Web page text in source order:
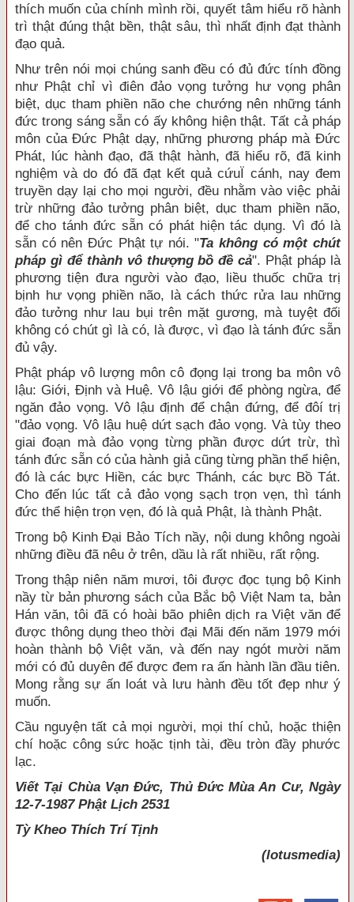
thích muốn của chính mình rồi, quyết tâm hiểu rõ hành
trì thật đúng thật bền, thật sâu, thì nhất định đạt thành
đạo quả.
Như trên nói mọi chúng sanh đều có đủ đức tính đồng
như Phật chỉ vì điên đảo vọng tưởng hư vọng phân
biệt, dục tham phiền não che chướng nên những tánh
đức trong sáng sẵn có ấy không hiện thật. Tất cả pháp
môn của Đức Phật dạy, những phương pháp mà Đức
Phát, lúc hành đạo, đã thật hành, đã hiểu rõ, đã kinh
nghiệm và do đó đã đạt kết quả cứuÏ cánh, nay đem
truyền dạy lại cho mọi người, đều nhằm vào việc phải
trừ những đảo tưởng phân biệt, dục tham phiền não,
để cho tánh đức sẵn có phát hiện tác dụng. Vì đó là
sẵn có nên Đức Phật tự nói. "Ta không có một chút
pháp gì để thành vô thượng bồ đề cả". Phật pháp là
phương tiện đưa người vào đạo, liều thuốc chữa trị
bịnh hư vọng phiền não, là cách thức rửa lau những
đảo tưởng như lau bụi trên mặt gương, mà tuyệt đối
không có chút gì là có, là được, vì đạo là tánh đức sẵn
đủ vậy.
Phật pháp vô lượng môn cô đọng lại trong ba môn vô
lậu: Giới, Định và Huệ. Vô lậu giới để phòng ngừa, để
ngăn đảo vọng. Vô lậu định để chận đứng, để đôí trị
"đảo vọng. Vô lậu huệ dứt sạch đảo vọng. Và tùy theo
giai đoạn mà đảo vọng từng phần được dứt trừ, thì
tánh đức sẵn có của hành giả cũng từng phần thể hiện,
đó là các bực Hiền, các bực Thánh, các bực Bồ Tát.
Cho đến lúc tất cả đảo vọng sạch trọn vẹn, thì tánh
đức thể hiện trọn vẹn, đó là quả Phật, là thành Phật.
Trong bộ Kinh Đại Bảo Tích nầy, nội dung không ngoài
những điều đã nêu ở trên, dầu là rất nhiều, rất rộng.
Trong thập niên năm mươi, tôi được đọc tụng bộ Kinh
nầy từ bản phương sách của Bắc bộ Việt Nam ta, bản
Hán văn, tôi đã có hoài bão phiên dịch ra Việt văn để
được thông dụng theo thời đại Mãi đến năm 1979 mới
hoàn thành bộ Việt văn, và đến nay ngót mười năm
mới có đủ duyên để được đem ra ấn hành lần đầu tiên.
Mong rằng sự ấn loát và lưu hành đều tốt đẹp như ý
muốn.
Cầu nguyện tất cả mọi người, mọi thí chủ, hoặc thiện
chí hoặc công sức hoặc tịnh tài, đều tròn đầy phước
lạc.
Viết Tại Chùa Vạn Đức, Thủ Đức Mùa An Cư, Ngày
12-7-1987 Phật Lịch 2531
Tỳ Kheo Thích Trí Tịnh
(lotusmedia)